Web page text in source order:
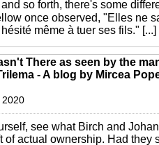
so forth, there's some
once observed, "Elles ne
même à tuer ses fils." [...]
There as seen by the
- A blog by Mircea
2020
see what Birch and
of actual ownership. Had they